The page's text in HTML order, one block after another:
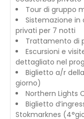
Tour di gruppo
Sistemazione
privati per 7 notti
Trattamento di
Escursioni e
dettagliato nel
Biglietto a/r
giorno)
Northern Lights
Biglietto
Stokmarknes